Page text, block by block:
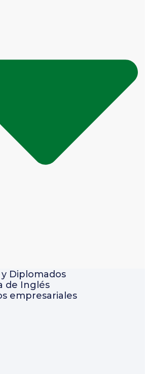
y Diplomados
de Inglés
empresariales